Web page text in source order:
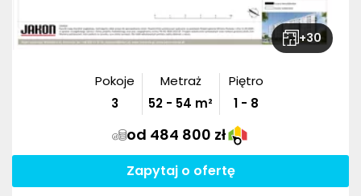
+30
Pokoje
3
Metraż
52 - 54 m²
Piętro
1 - 8
od 484 800 zł
Zapytaj o ofertę